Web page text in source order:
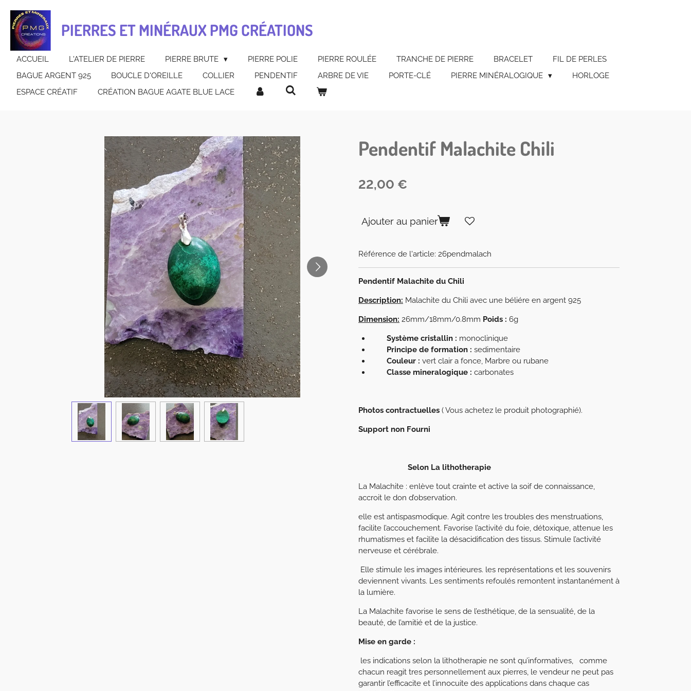
Passer
au
contenu
principal
PIERRES ET MINÉRAUX PMG CRÉATIONS
ACCUEIL L'ATELIER DE PIERRE PIERRE BRUTE PIERRE POLIE PIERRE ROULÉE TRANCHE DE PIERRE BRACELET
FIL DE PERLES
BAGUE ARGENT 925
BOUCLE D'OREILLE COLLIER PENDENTIF ARBRE DE VIE PORTE-CLÉ PIERRE MINÉRALOGIQUE
HORLOGE
ESPACE CRÉATIF
CRÉATION BAGUE AGATE BLUE LACE
Pendentif Malachite Chili
22,00 €
Ajouter au panier
Référence de l'article: 26pendmalach
Pendentif Malachite du Chili
Description: Malachite du Chili avec une béliére en argent 925
Dimension: 26mm/18mm/0.8mm Poids : 6g
Système cristallin : monoclinique
Principe de formation : sedimentaire
Couleur : vert clair a fonce, Marbre ou rubane
Classe mineralogique : carbonates
Photos contractuelles ( Vous achetez le produit photographié).
Support non Fourni
Selon La lithotherapie
La Malachite : enlève tout crainte et active la soif de connaissance,
accroit le don d’observation.
elle est antispasmodique. Agit contre les troubles des menstruations,
facilite l’accouchement. Favorise l’activité du foie, détoxique, attenue les
rhumatismes et facilite la désacidification des tissus. Stimule l’activité
nerveuse et cérébrale.
Elle stimule les images intérieures. les représentations et les souvenirs
deviennent vivants. Les sentiments refoulés remontent instantanément à
la lumière.
La Malachite favorise le sens de l’esthétique, de la sensualité, de la
beauté, de l’amitié et de la justice.
Mise en garde :
les indications selon la lithotherapie ne sont qu’informatives, comme
chacun reagit tres personnellement aux pierres, le vendeur ne peut pas
garantir l’efficacite et l’innocuite des applications dans chaque cas